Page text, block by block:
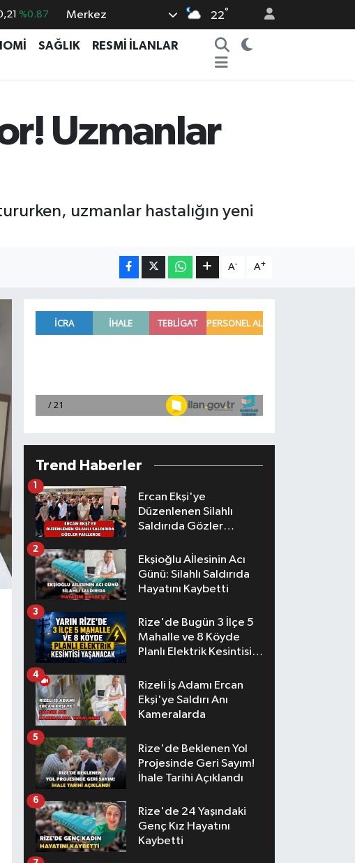
%0.87
%0.18
%0.03
%-14
Merkez 22°
SAĞLIK
RESMİ İLANLAR
Uzmanlar
uzmanlar hastalığın yeni
A- A+
Trend Haberler
Ercan Ekşi'ye
Düzenlenen Silahlı
Saldırıda Gözler
1
Ekşioğlu Aİlesinin Acı
Günü: Silahlı Saldırıda
Hayatını Kaybetti
2
Rize'de Bugün 3 İlçe 5
Mahalle ve 8 Köyde
Planlı Elektrik Kesintisi
3
Rizeli İş Adamı Ercan
Ekşi'ye Saldırı Anı
Kameralarda
4
Rize'de Beklenen Yol
Projesinde Geri Sayım!
İhale Tarihi Açıklandı
5
Rize'de 24 Yaşındaki
Genç Kız Hayatını
Kaybetti
6